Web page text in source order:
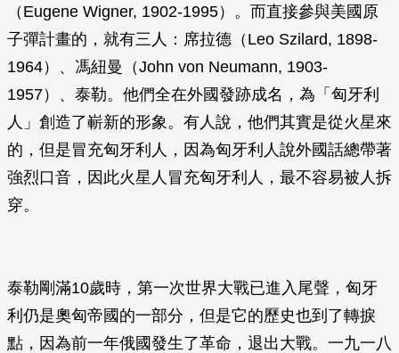
（Eugene Wigner, 1902-1995）。而直接參與美國原
子彈計畫的，就有三人：席拉德（Leo Szilard, 1898-
1964）、馮紐曼（John von Neumann, 1903-
1957）、泰勒。他們全在外國發跡成名，為「匈牙利
人」創造了嶄新的形象。有人說，他們其實是從火星來
的，但是冒充匈牙利人，因為匈牙利人說外國話總帶著
強烈口音，因此火星人冒充匈牙利人，最不容易被人拆
穿。
泰勒剛滿10歲時，第一次世界大戰已進入尾聲，匈牙
利仍是奧匈帝國的一部分，但是它的歷史也到了轉捩
點，因為前一年俄國發生了革命，退出大戰。一九一八